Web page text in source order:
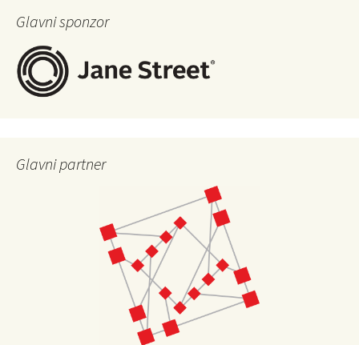
Glavni sponzor
Glavni partner